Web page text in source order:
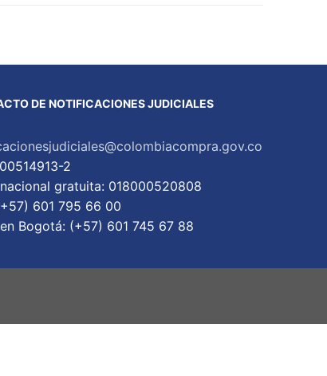
DE NOTIFICACIONES JUDICIALES
2
gratuita: 018000520808
601 795 66 00
Bogotá: (+57) 601 745 67 88